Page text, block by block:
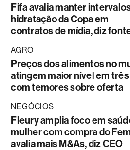
Fifa avalia manter
hidratação da Copa em
contratos de mídia, diz
AGRO
Preços dos alimentos no
atingem maior nível em
com temores sobre oferta
NEGÓCIOS
Fleury amplia foco em
mulher com compra do
avalia mais M&As, diz CEO